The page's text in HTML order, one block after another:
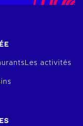
Les activités